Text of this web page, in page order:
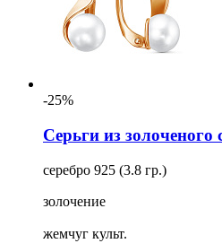
-25%
Серьги из золоченого
серебро 925 (3.8 гр.)
золочение
жемчуг культ.